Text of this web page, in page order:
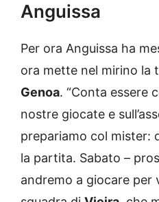
Anguissa
Per ora Anguissa ha
ora mette nel mirino la
Genoa. “Conta essere
nostre giocate e
prepariamo col mister:
la partita. Sabato –
andremo a giocare per